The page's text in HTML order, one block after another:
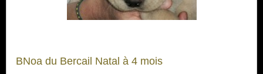
BNoa du Bercail Natal à 4 mois